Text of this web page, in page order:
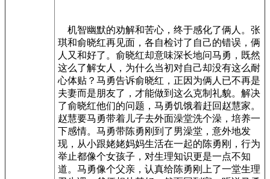
机智幽默的劝解和苦心，终于感化了俩人。张
琪和俞晓红再见面，各自检讨了自己的错误，俩
人又和好了。俞晓红却意味深长地问马勇，既然
这么了解女人，为什么当初对自己却没有这么耐
心体贴？马勇告诉俞晓红，正因为俩人已不再是
夫妻而是朋友了，才能做到这么克制礼貌。解决
了俞晓红他们的问题，马勇饥饿着赶回赵慧家。
赵慧要马勇带着儿子去外面澡堂洗个澡，培养一
下感情。马勇带陈勇刚到了男澡堂，意外地发
现，从小跟姥姥妈妈生活在一起的陈勇刚，行为
举止都像个女孩子，对生理知识更是一点不知
道。马勇像个父亲，认真给陈勇刚上了一堂生理